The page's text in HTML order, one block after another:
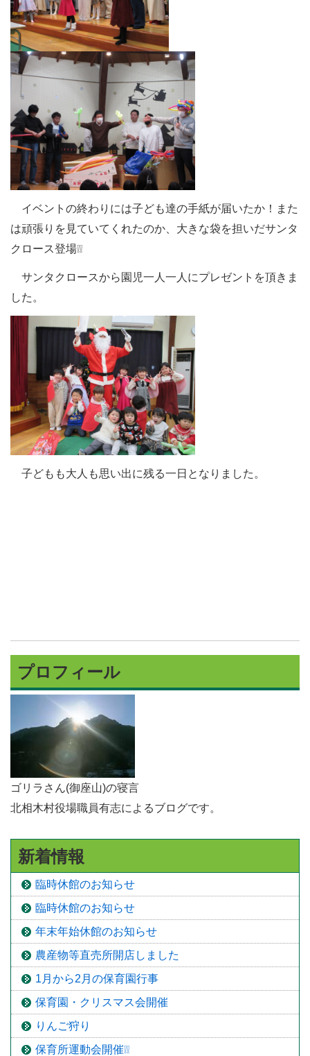
イベントの終わりには子ども達の手紙が届いたか！また
は頑張りを見ていてくれたのか、大きな袋を担いだサンタ
クロース登場❕❕
サンタクロースから園児一人一人にプレゼントを頂きま
した。
子どもも大人も思い出に残る一日となりました。
プロフィール
ゴリラさん(御座山)の寝言
北相木村役場職員有志によるブログです。
新着情報
臨時休館のお知らせ
臨時休館のお知らせ
年末年始休館のお知らせ
農産物等直売所開店しました
1月から2月の保育園行事
保育園・クリスマス会開催
りんご狩り
保育所運動会開催❕❕